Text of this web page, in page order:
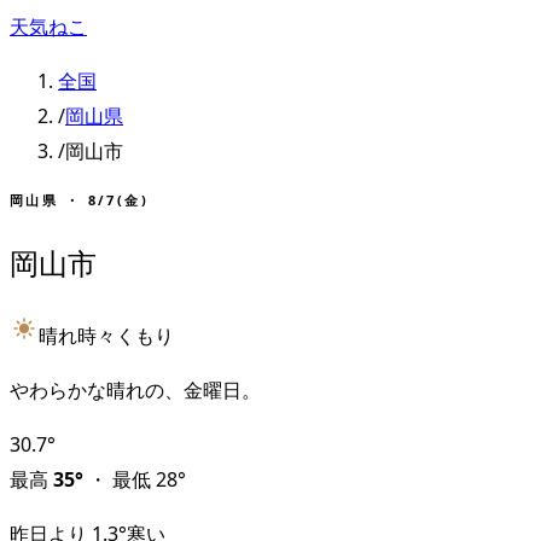
天気ねこ
全国
/岡山県
/岡山市
岡山県 ・ 8/7(金)
岡山市
晴れ時々くもり
やわらかな晴れの、金曜日。
30.7°
最高 35° ・ 最低28°
昨日より 1.3°寒い